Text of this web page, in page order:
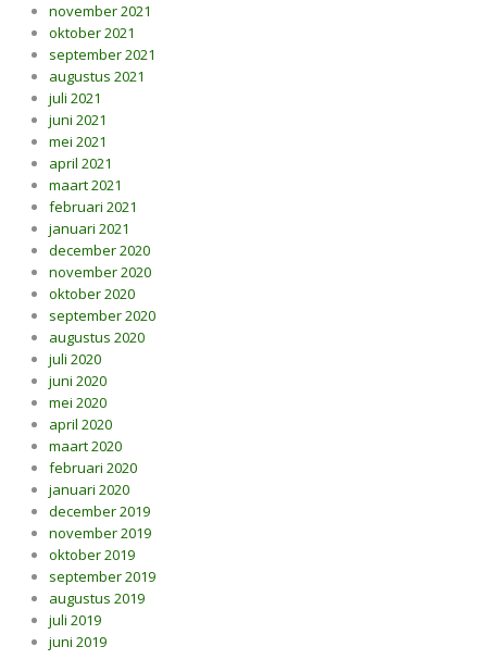
november 2021
oktober 2021
september 2021
augustus 2021
juli 2021
juni 2021
mei 2021
april 2021
maart 2021
februari 2021
januari 2021
december 2020
november 2020
oktober 2020
september 2020
augustus 2020
juli 2020
juni 2020
mei 2020
april 2020
maart 2020
februari 2020
januari 2020
december 2019
november 2019
oktober 2019
september 2019
augustus 2019
juli 2019
juni 2019